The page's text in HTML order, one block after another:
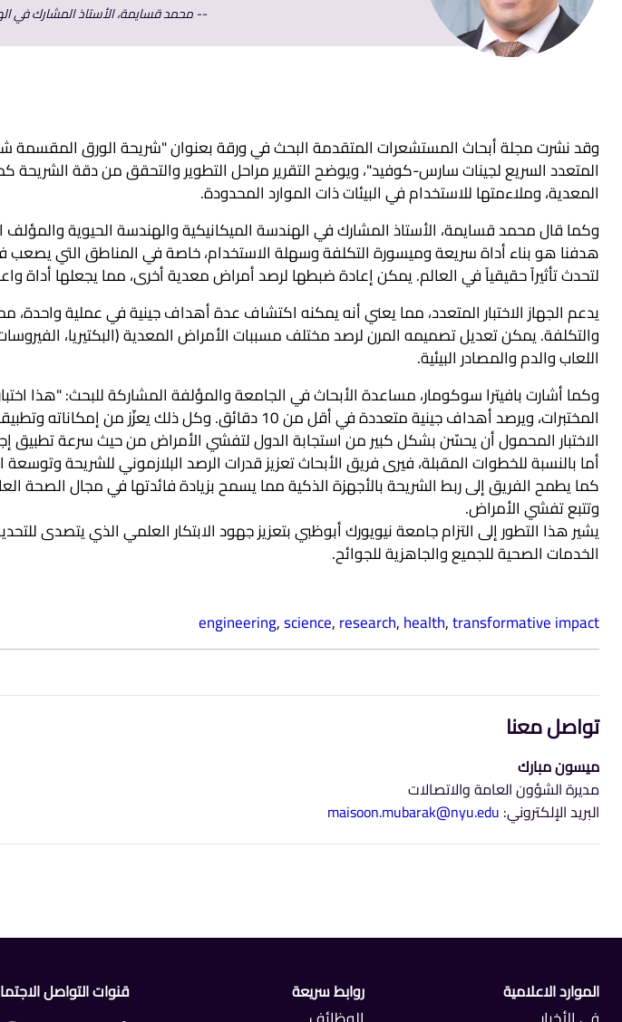
محمد قسايمة، الأستاذ المشارك في
وقد نشرت مجلة أبحاث المستشعرات المتقدمة البحث في ورقة بعنوان "شريحة الورق المقسمة
المتعدد السريع لجينات سارس-كوفيد"، ويوضح التقرير مراحل التطوير والتحقق من دقة
المعدية، وملاءمتها للاستخدام في البيئات ذات الموارد المحدودة.
هدفنا هو بناء أداة سريعة وميسورة التكلفة وسهلة الاستخدام، خاصة في المناطق التي يصعب
لتحدث تأثيراً حقيقياً في العالم. يمكن إعادة ضبطها لرصد أمراض معدية أخرى، مما يجعلها أداة
يدعم الجهاز الاختبار المتعدد، مما يعني أنه يمكنه اكتشاف عدة أهداف جينية في عملية
والتكلفة. يمكن تعديل تصميمه المرن لرصد مختلف مسببات الأمراض المعدية (البكتيريا،
اللعاب والدم والمصادر البيئية.
وكما أشارت بافيترا سوكومار، مساعدة الأبحاث في الجامعة والمؤلفة المشاركة للبحث: "هذا
المختبرات، ويرصد أهداف جينية متعددة في أقل من 10 دقائق. وكل
الاختبار المحمول أن يحسّن بشكل كبير من استجابة الدول لتفشي الأمراض من حيث سرعة تطبيق
أما بالنسبة للخطوات المقبلة، فيرى فريق الأبحاث تعزيز قدرات الرصد البلازموني للشريحة
كما يطمح الفريق إلى ربط الشريحة بالأجهزة الذكية مما يسمح بزيادة فائدتها في مجال الصحة
وتتبع تفشي الأمراض.
يشير هذا التطور إلى التزام جامعة نيويورك أبوظبي بتعزيز جهود الابتكار العلمي الذي يتصدى
الخدمات الصحية للجميع والجاهزية للجوائح.
engineering,science,research,health,transformative impact
تواصل معنا
ميسون مبارك
مديرة الشؤون العامة والاتصالات
البريد الإلكتروني: maisoon.mubarak@nyu.edu
الموارد الاعلامية روابط سريعة قنوات التواصل